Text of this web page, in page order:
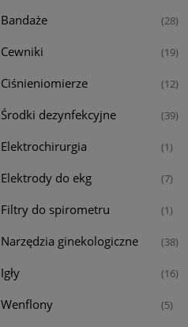
Bandaże (28)
Cewniki (19)
Ciśnieniomierze (12)
Środki dezynfekcyjne (39)
Elektrochirurgia (1)
Elektrody do ekg (7)
Filtry do spirometru (1)
Narzędzia ginekologiczne (38)
Igły (16)
Wenflony (5)